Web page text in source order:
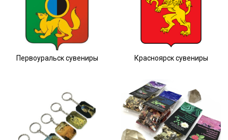
Первоуральск сувениры Красноярск сувениры